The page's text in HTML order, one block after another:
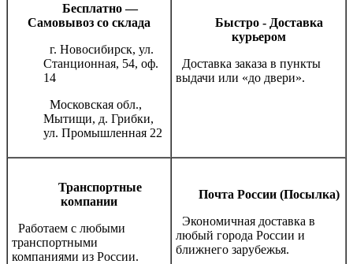
Бесплатно —
Самовывоз со склада
г. Новосибирск, ул.
Станционная, 54, оф.
14
Московская обл.,
Мытищи, д. Грибки,
ул. Промышленная 22
Быстро - Доставка
курьером
Доставка заказа в пункты
выдачи или «до двери».
Транспортные
компании
Работаем с любыми
транспортными
компаниями из России.
Почта России (Посылка)
Экономичная доставка в
любый города России и
ближнего зарубежья.